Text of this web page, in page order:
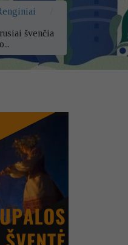
švenčia